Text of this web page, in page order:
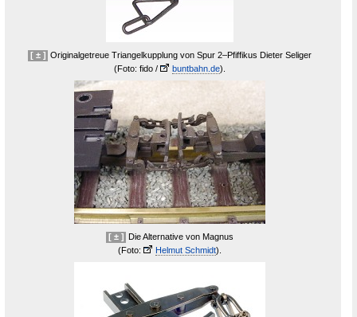
[ ± ] Originalgetreue Triangelkupplung von Spur 2–Pfiffikus Dieter Seliger
(Foto: fido/
Fremde
buntbahn.de).
[ ± ]
Die Alternative von Magnus
(Foto:
Fremde
Helmut Schmidt).